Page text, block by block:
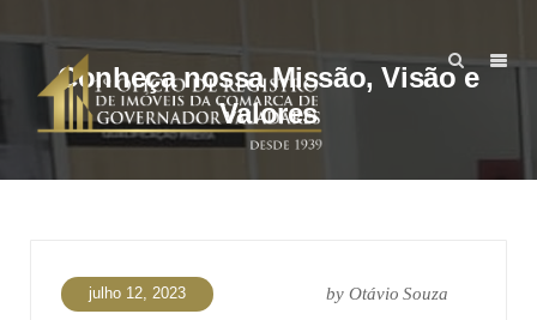
Conheça nossa Missão, Visão e
Valores
julho 12, 2023 byOtávio Souza